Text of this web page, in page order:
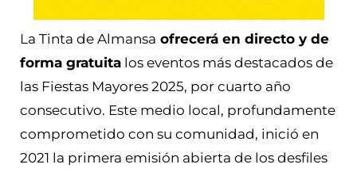
La Tinta de Almansa ofrecerá en directo y de
forma gratuita los eventos más destacados de
las Fiestas Mayores 2025, por cuarto año
consecutivo. Este medio local, profundamente
comprometido con su comunidad, inició en
2021 la primera emisión abierta de los desfiles